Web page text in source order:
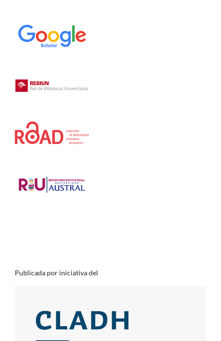
Publicada por iniciativa del